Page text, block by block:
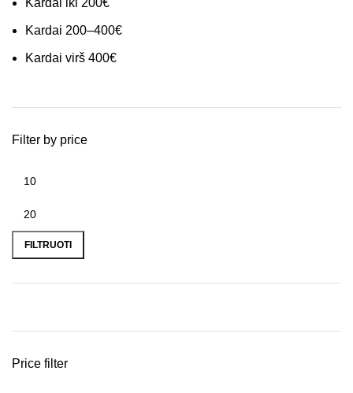
Kardai iki 200€
Kardai 200–400€
Kardai virš 400€
Filter by price
FILTRUOTI
Price filter